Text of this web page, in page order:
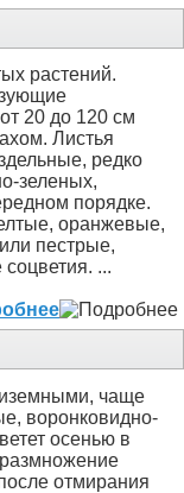
растений.
20 до 120 см
Листья
редко
зеленых,
порядке.
оранжевые,
пестрые,
...
чаще
воронковидно-
осенью в
отмирания